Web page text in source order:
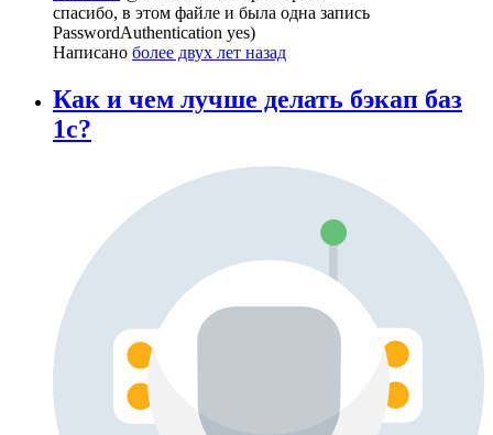
спасибо, в этом файле и была одна запись
PasswordAuthentication yes)
Написано более двух лет назад
Как и чем лучше делать бэкап баз
1c?